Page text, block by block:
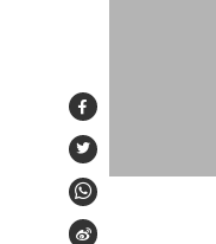
Facebook
Twitter
WhatsApp